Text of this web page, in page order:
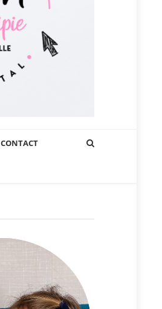
CONTACT